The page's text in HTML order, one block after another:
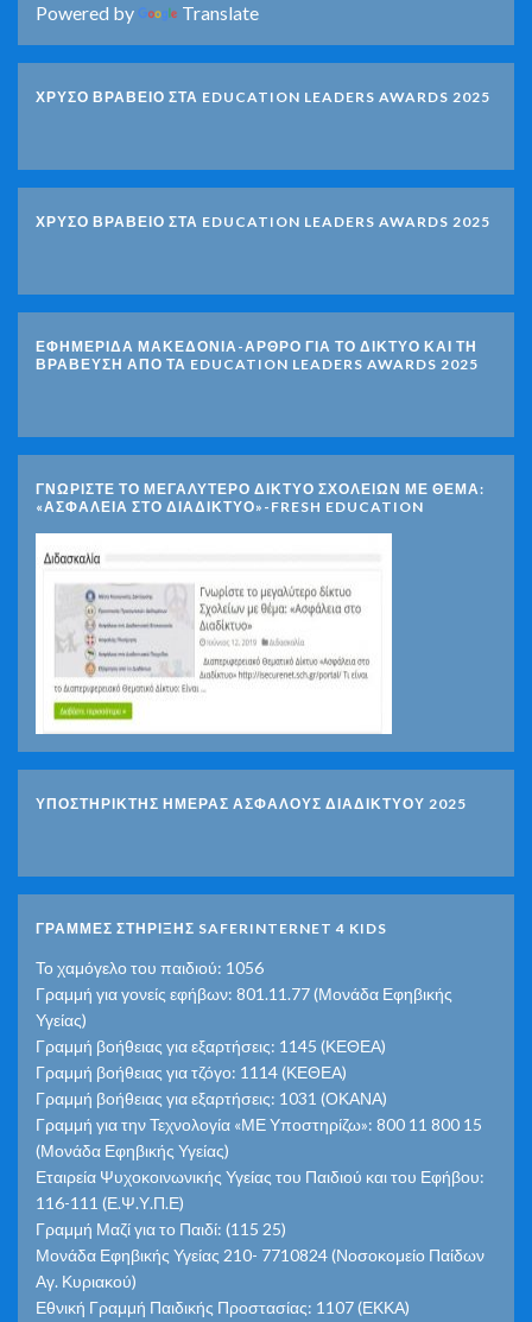
Powered by Translate
ΧΡΥΣΟ ΒΡΑΒΕΙΟ ΣΤΑ EDUCATION LEADERS AWARDS 2025
ΧΡΥΣΟ ΒΡΑΒΕΙΟ ΣΤΑ EDUCATION LEADERS AWARDS 2025
ΕΦΗΜΕΡΙΔΑ ΜΑΚΕΔΟΝΙΑ-ΑΡΘΡΟ ΓΙΑ ΤΟ ΔΙΚΤΥΟ ΚΑΙ ΤΗ
ΒΡΑΒΕΥΣΗ ΑΠΟ ΤΑ EDUCATION LEADERS AWARDS 2025
ΓΝΩΡΊΣΤΕ ΤΟ ΜΕΓΑΛΎΤΕΡΟ ΔΊΚΤΥΟ ΣΧΟΛΕΊΩΝ ΜΕ ΘΈΜΑ:
«ΑΣΦΆΛΕΙΑ ΣΤΟ ΔΙΑΔΊΚΤΥΟ»-FRESH EDUCATION
ΥΠΟΣΤΗΡΙΚΤΗΣ ΗΜΕΡΑΣ ΑΣΦΑΛΟΥΣ ΔΙΑΔΙΚΤΥΟΥ 2025
ΓΡΑΜΜΕΣ ΣΤΗΡΙΞΗΣ SAFERINTERNET 4 KIDS
Το χαμόγελο του παιδιού: 1056
Γραμμή για γονείς εφήβων: 801.11.77 (Μονάδα Εφηβικής
Υγείας)
Γραμμή βοήθειας για εξαρτήσεις: 1145 (ΚΕΘΕΑ)
Γραμμή βοήθειας για τζόγο: 1114 (ΚΕΘΕΑ)
Γραμμή βοήθειας για εξαρτήσεις: 1031 (ΟΚΑΝΑ)
Γραμμή για την Τεχνολογία «ΜΕ Υποστηρίζω»: 800 11 800 15
(Μονάδα Εφηβικής Υγείας)
Εταιρεία Ψυχοκοινωνικής Υγείας του Παιδιού και του Εφήβου:
116-111 (Ε.Ψ.Υ.Π.Ε)
Γραμμή Μαζί για το Παιδί: (115 25)
Μονάδα Εφηβικής Υγείας 210- 7710824 (Νοσοκομείο Παίδων
Αγ. Κυριακού)
Εθνική Γραμμή Παιδικής Προστασίας: 1107 (ΕΚΚΑ)